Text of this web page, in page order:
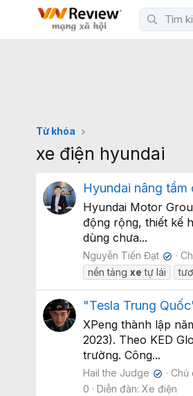
Từ khóa
xe điện hyundai
Hyundai nâng
Hyundai Motor
động rộng, thiết kế
dùng chưa...
Nguyễn Tiến Đạt ✔
nền tảng xe tự lái
"Tesla Trung
XPeng thành lập
2023). Theo KED
trường. Công...
Hail the Judge ✔ Chủ
0
Diễn đàn: Xe điện